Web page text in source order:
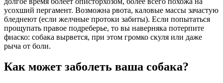
усохший пергамент. Возможна рвота, каловые массы зачастую
бледнеют (если желчные протоки забиты). Если попытаться
прощупать правое подреберье, то вы наверняка потерпите
фиаско: собака вырвется, при этом громко скуля или даже
рыча от боли.
Как может заболеть ваша собака?